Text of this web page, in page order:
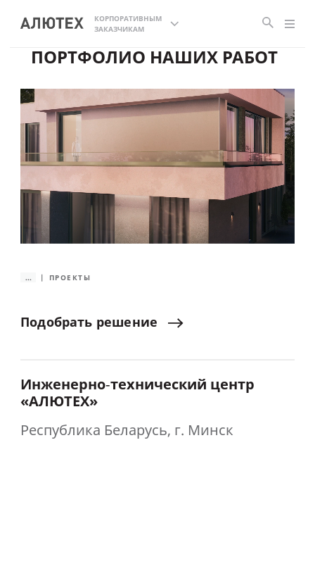
КОРПОРАТИВНЫМ
ЗАКАЗЧИКАМ
ПОРТФОЛИО НАШИХ РАБОТ
... ПРОЕКТЫ
Подобрать решение
Инженерно‑технический центр
«АЛЮТЕХ»
Республика Беларусь, г. Минск